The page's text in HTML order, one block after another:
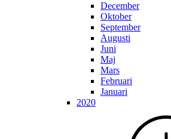
December
Oktober
September
Augusti
Juni
Maj
Mars
Februari
Januari
2020